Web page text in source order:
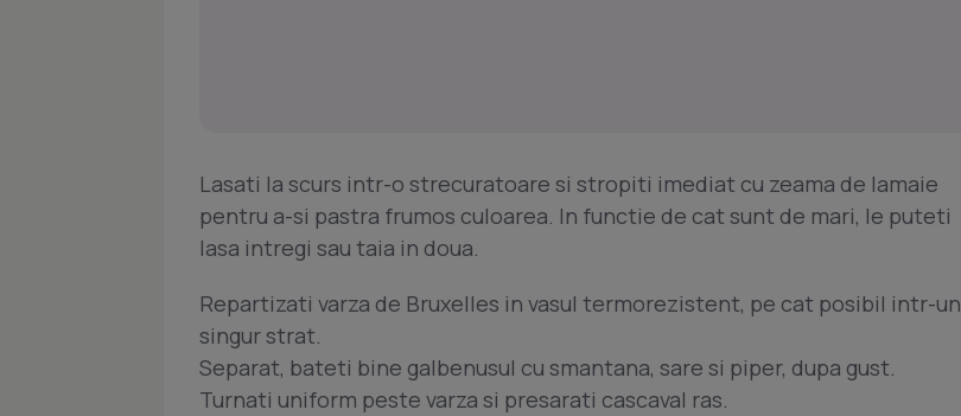
Lasati la scurs intr-o strecuratoare si stropiti imediat cu zeama de lamaie
pentru a-si pastra frumos culoarea. In functie de cat sunt de mari, le puteti
lasa intregi sau taia in doua.
Repartizati varza de Bruxelles in vasul termorezistent, pe cat posibil intr-un
singur strat.
Separat, bateti bine galbenusul cu smantana, sare si piper, dupa gust.
Turnati uniform peste varza si presarati cascaval ras.